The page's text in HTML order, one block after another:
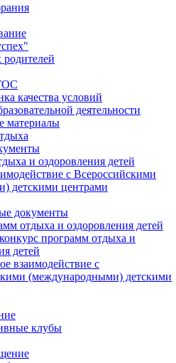
качества условий
деятельности
материалы
и оздоровления детей
с Всероссийскими
детскими центрами
документы
отдыха и оздоровления детей
программ отдыха и
детей
взаимодействие с
(международными) детскими
клубы